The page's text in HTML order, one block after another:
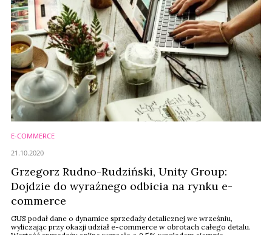
E-COMMERCE
Grzegorz Rudno-Rudziński, Unity Group:
Dojdzie do wyraźnego odbicia na rynku e-
commerce
GUS podał dane o dynamice sprzedaży detalicznej we wrześniu,
wyliczając przy okazji udział e-commerce w obrotach całego detalu.
21.10.2020